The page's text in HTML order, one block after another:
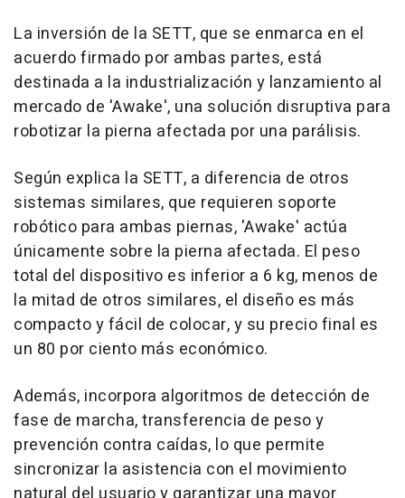
La inversión de la SETT, que se enmarca en el
acuerdo firmado por ambas partes, está
destinada a la industrialización y lanzamiento al
mercado de 'Awake', una solución disruptiva para
robotizar la pierna afectada por una parálisis.
Según explica la SETT, a diferencia de otros
sistemas similares, que requieren soporte
robótico para ambas piernas, 'Awake' actúa
únicamente sobre la pierna afectada. El peso
total del dispositivo es inferior a 6 kg, menos de
la mitad de otros similares, el diseño es más
compacto y fácil de colocar, y su precio final es
un 80 por ciento más económico.
Además, incorpora algoritmos de detección de
fase de marcha, transferencia de peso y
prevención contra caídas, lo que permite
sincronizar la asistencia con el movimiento